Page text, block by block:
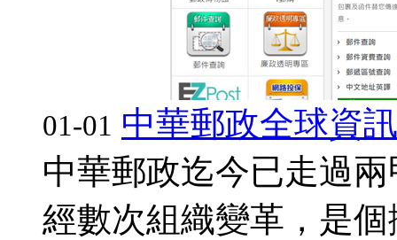
01-01 中華郵政全球資
中華郵政迄今已走過
經數次組織變革，是